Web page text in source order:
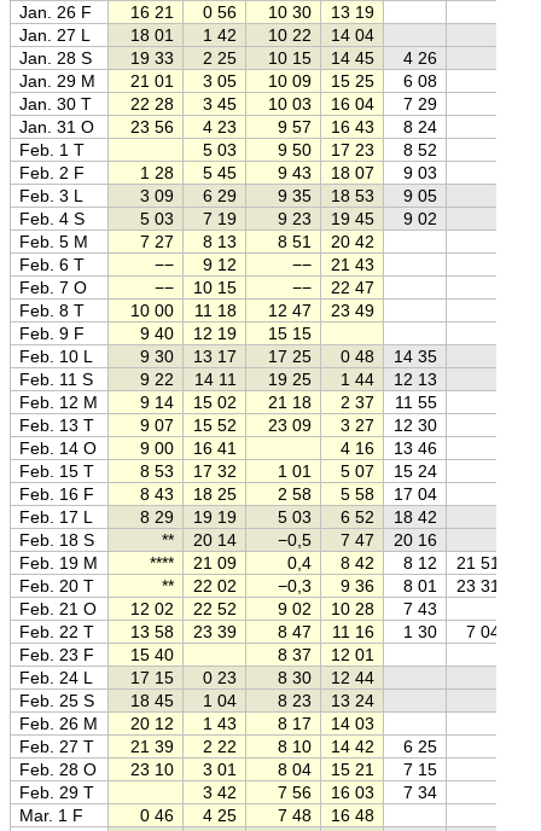
Jan. 26 F
16 21 0 56 10 30
13 19
Jan. 27 L
18 01 1 42 10 22
14 04
Jan. 28 S
19 33 2 25 10 15 14 45
4 26
Jan. 29 M
21 01 3 05 10 09 15 25
6 08
Jan. 30 T
22 28 3 45 10 03 16 04
7 29
Jan. 31 O
23 56 4 23 9 57 16 43
8 24
Feb. 1 T
5 03 9 50 17 23
8 52
Feb. 2 F
1 28 5 45 9 43 18 07
9 03
Feb. 3 L
3 09 6 29 9 35 18 53
9 05
Feb. 4 S
5 03 7 19 9 23 19 45
9 02
Feb. 5 M
7 27 8 13 8 51
20 42
Feb. 6 T
−− 9 12 −−
21 43
Feb. 7 O
−− 10 15 −−
22 47
Feb. 8 T
10 00 11 18 12 47
23 49
Feb. 9 F
9 40 12 19
15 15
Feb. 10 L
9 30 13 17 17 25 0 48
14 35
Feb. 11 S
9 22 14 11 19 25 1 44
12 13
Feb. 12 M
9 14 15 02 21 18 2 37
11 55
Feb. 13 T
9 07 15 52 23 09 3 27
12 30
Feb. 14 O
9 00 16 41 4 16
13 46
Feb. 15 T
8 53 17 32 1 01 5 07
15 24
Feb. 16 F
8 43 18 25 2 58 5 58
17 04
Feb. 17 L
8 29 19 19 5 03 6 52
18 42
Feb. 18 S
** 20 14 −0,5 7 47
20 16
Feb. 19 M
**** 21 09 0,4 8 42 8 12
21 51
Feb. 20 T
** 22 02 −0,3 9 36 8 01
23 31
Feb. 21 O
12 02 22 52 9 02 10 28
7 43
Feb. 22 T
13 58 23 39 8 47 11 16 1 30
7 04
Feb. 23 F
15 40 8 37
12 01
Feb. 24 L
17 15 0 23 8 30
12 44
Feb. 25 S
18 45 1 04 8 23
13 24
Feb. 26 M
20 12 1 43 8 17
14 03
Feb. 27 T
21 39 2 22 8 10 14 42
6 25
Feb. 28 O
23 10 3 01 8 04 15 21
7 15
Feb. 29 T
3 42 7 56 16 03
7 34
Mar. 1 F
0 46 4 25 7 48
16 48